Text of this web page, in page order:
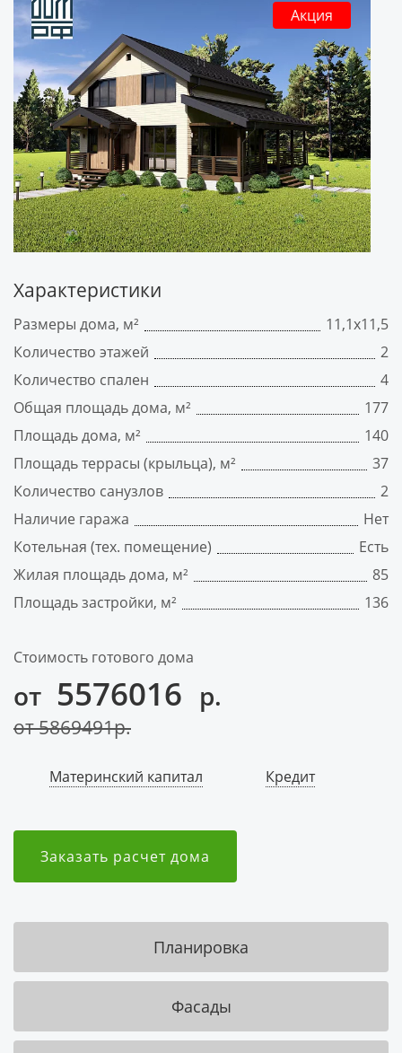
Акция
Характеристики
Размеры дома, м²
11,1х11,5
Количество этажей
2
Количество спален
4
Общая площадь дома, м²
177
Площадь дома, м²
140
Площадь террасы (крыльца), м²
37
Количество санузлов
2
Наличие гаража
Нет
Котельная (тех. помещение)
Есть
Жилая площадь дома, м²
85
Площадь застройки, м²
136
Стоимость готового дома
от 5576016 р.
от5869491р.
Материнский капитал Кредит
Заказать расчет дома
Планировка
Фасады